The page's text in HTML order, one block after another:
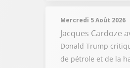
Mercredi 5 Août 2026
Jacques Cardoze
Donald Trump
de pétrole et de la